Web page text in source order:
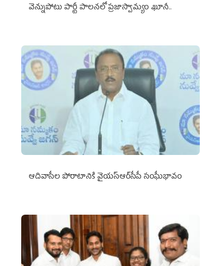
వెన్నుపోటు పార్టీ పాలనలో ప్రజాస్వామ్యం ఖూనీ..
ఆదివాసీల పోరాటానికి వైయ‌స్ఆర్‌సీపీ సంఘీభావం